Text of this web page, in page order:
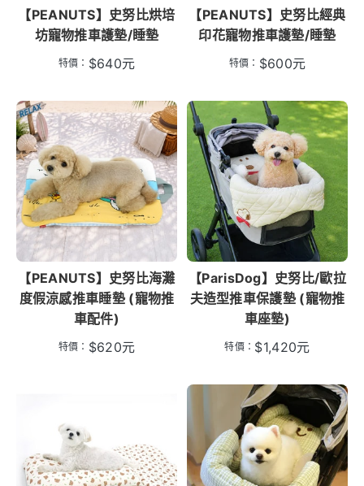
【PEANUTS】史努比烘培
坊寵物推車護墊/睡墊
特價： $640元
【PEANUTS】史努比經典
印花寵物推車護墊/睡墊
特價： $600元
【PEANUTS】史努比海灘
度假涼感推車睡墊 (寵物推
車配件)
特價： $620元
【ParisDog】史努比/歐拉
夫造型推車保護墊 (寵物推
車座墊)
特價： $1,420元